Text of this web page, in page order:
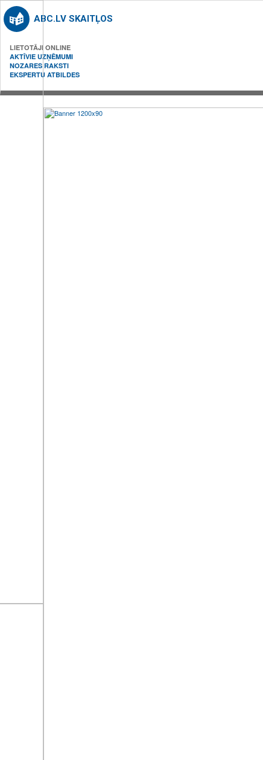
ABC.LV SKAITĻOS
LIETOTĀJI ONLINE
AKTĪVIE UZŅĒMUMI
NOZARES RAKSTI
EKSPERTU ATBILDES